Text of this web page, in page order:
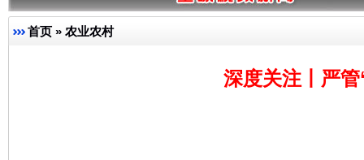
首页 » 农业农村
深度关注丨严